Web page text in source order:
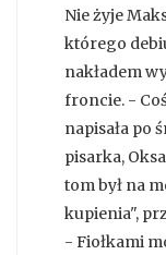
Nie żyje
którego
nakładem
froncie. -
napisała po
pisarka,
tom był na
kupienia",
- Fiołkami